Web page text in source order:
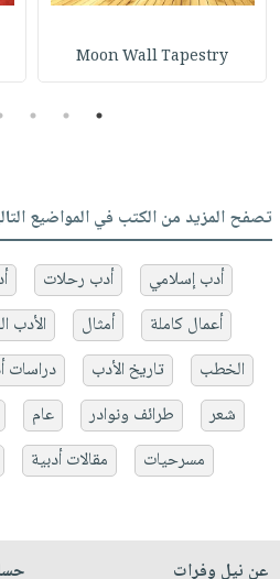
Moon Wall Tapestry
1
2
3
تصفح المزيد من الكتب في المواضيع
أدب إسلامي أدب رحلات
أعمال كاملة
أمثال الأدب
الخطب
تاريخ الأدب دراسات
شعر
طرائف ونوادر عام
مسرحيات
مقالات أدبية
عن نيل وفرات